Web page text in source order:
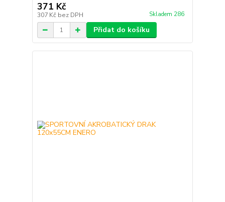
371 Kč
307 Kč bez DPH Skladem 286
Přidat do košíku